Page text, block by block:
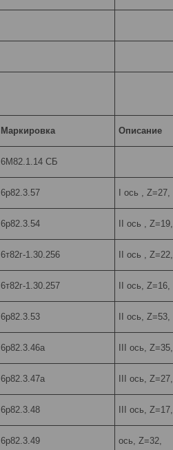
Маркировка Описание
6М82.1.14 СБ
6р82.3.57 I ось , Z=27,
6р82.3.54 II ось , Z=19,
6т82г-1.30.256 II ось , Z=22,
6т82г-1.30.257 II ось, Z=16,
6р82.3.53 II ось, Z=53,
6р82.3.46а III ось, Z=35,
6р82.3.47а III ось, Z=27,
6р82.3.48 III ось, Z=17,
6р82.3.49 ось, Z=32,